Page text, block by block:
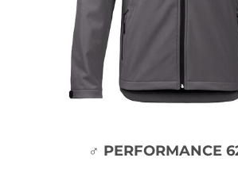
♂ PERFORMANCE